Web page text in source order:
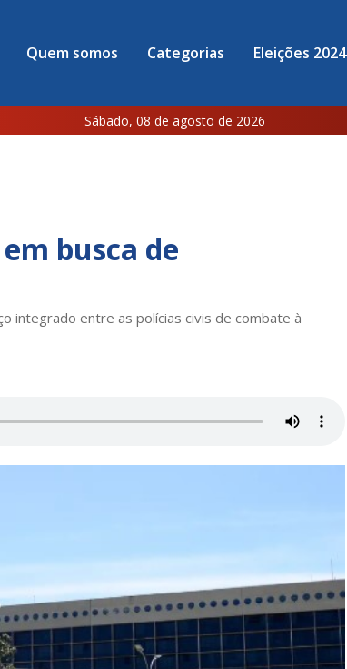
Quem somos Categorias Eleições 2024
Sábado, 08 de agosto de 2026
busca de
integrado entre as polícias civis de combate à